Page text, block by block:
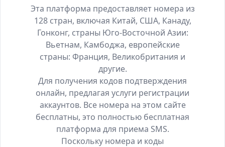
Эта платформа предоставляет номера из
128 стран, включая Китай, США, Канаду,
Гонконг, страны Юго-Восточной Азии:
Вьетнам, Камбоджа, европейские
страны: Франция, Великобритания и
другие.
Для получения кодов подтверждения
онлайн, предлагая услуги регистрации
аккаунтов. Все номера на этом сайте
бесплатны, это полностью бесплатная
платформа для приема SMS.
Поскольку номера и коды